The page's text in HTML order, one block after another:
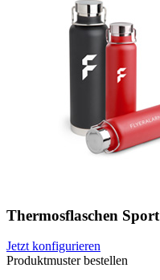
Thermosflaschen Sport
Jetzt konfigurieren
Produktmuster bestellen